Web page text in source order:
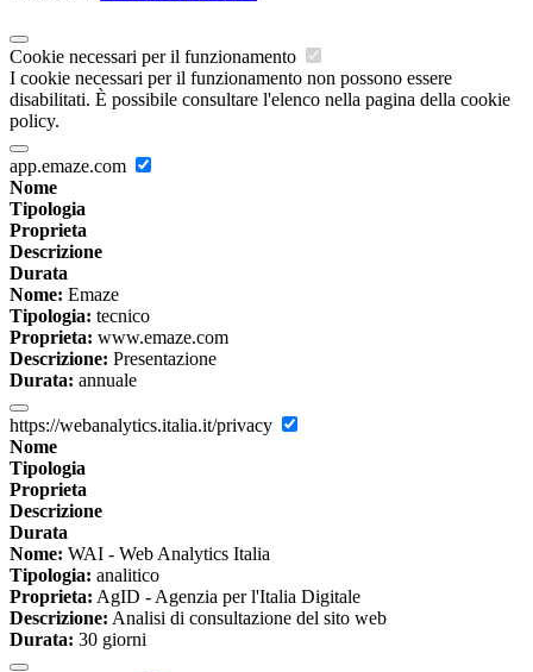
Cookie necessari per il funzionamento
I cookie necessari per il funzionamento non possono essere
disabilitati. È possibile consultare l'elenco nella pagina della cookie
policy.
app.emaze.com
Nome
Tipologia
Proprieta
Descrizione
Durata
Nome: Emaze
Tipologia: tecnico
Proprieta: www.emaze.com
Descrizione: Presentazione
Durata: annuale
https://webanalytics.italia.it/privacy
Nome
Tipologia
Proprieta
Descrizione
Durata
Nome: WAI - Web Analytics Italia
Tipologia: analitico
Proprieta: AgID - Agenzia per l'Italia Digitale
Descrizione: Analisi di consultazione del sito web
Durata: 30 giorni